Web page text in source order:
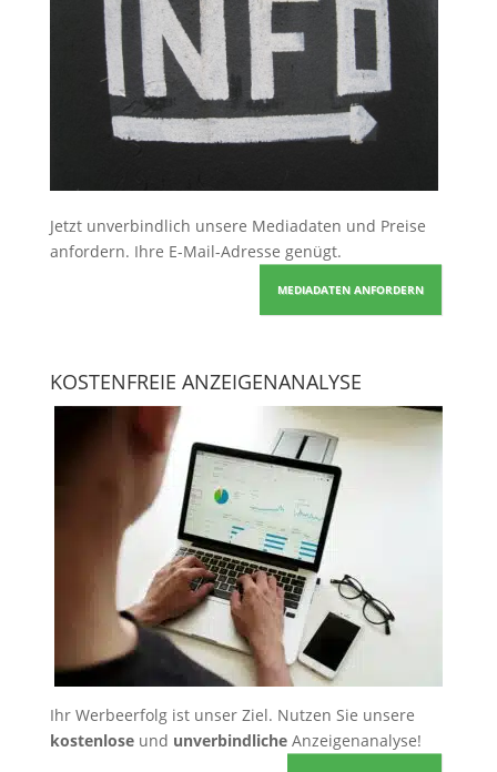
Jetzt unverbindlich unsere Mediadaten und Preise
anfordern. Ihre E-Mail-Adresse genügt.
MEDIADATEN ANFORDERN
KOSTENFREIE ANZEIGENANALYSE
Ihr Werbeerfolg ist unser Ziel. Nutzen Sie unsere
kostenloseund unverbindlicheAnzeigenanalyse!